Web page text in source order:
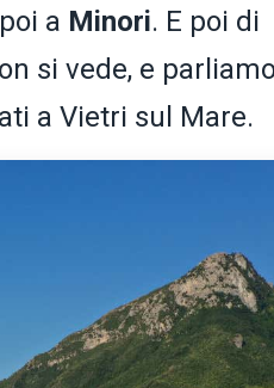
a Minori. E poi di
si vede, e
a Vietri sul Mare.